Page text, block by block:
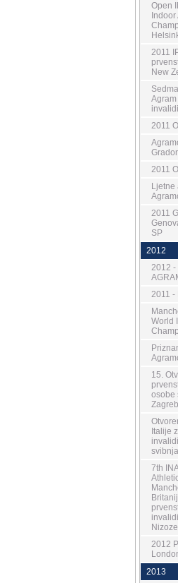
Open
2011
New
2011
2011
Ljetne
2011
SP
2012
2012 -
2011 -
World
15.
osobe
Italije
7th
2012
2013